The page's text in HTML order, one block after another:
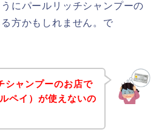
にパールリッチシャンプーの
方かもしれません。で
シャンプーのお店で
ペイ）が使えないの